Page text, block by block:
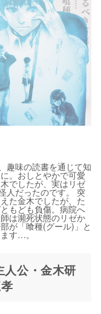
趣味の読書を通じて知
。おしとやかで可愛
でしたが、実はリゼ
人だったのです。 突
た金木でしたが、た
もども負傷。病院へ
は瀕死状態のリゼか
が「喰種(グール)」と
ます…。
人公・金木研